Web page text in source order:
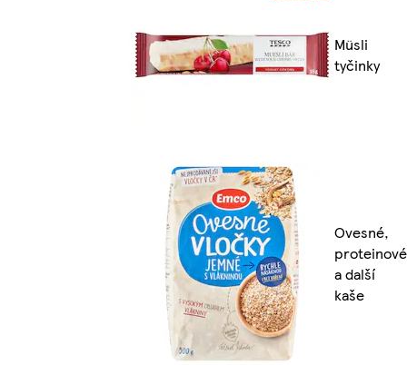
Müsli
tyčinky
Ovesné,
proteinové
a další
kaše